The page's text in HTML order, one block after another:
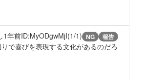
1年前ID:MyODgwMjI(1/1) NG 報告
で喜びを表現する文化があるのだろ